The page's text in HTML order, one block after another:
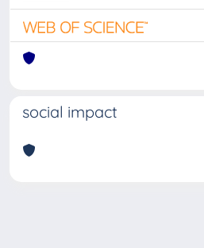
social impact